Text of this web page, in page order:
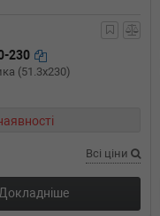
230
(51.3x230)
Всі ціни
Докладніше